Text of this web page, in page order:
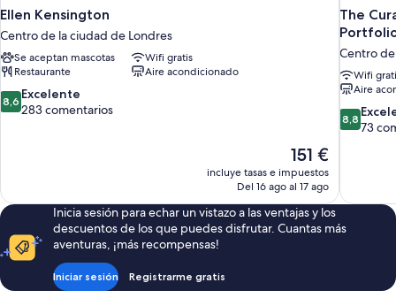
Ellen Kensington
Centro de la ciudad de Londres
Se aceptan mascotas
Wifi gratis
Restaurante
Aire acondicionado
8.6
sobre
8,6 Excelente
283 comentarios
El
precio
actual
de
151 €
151 €
incluye tasas e impuestos
Del 16 ago al 17 ago
The
Centro
Wifi
Aire
8.8
sobre
8,8
73
Inicia sesión para echar un vistazo a las ventajas y los
descuentos de los que puedes disfrutar. Cuantas más
aventuras, ¡más recompensas!
Iniciar sesión Registrarme gratis